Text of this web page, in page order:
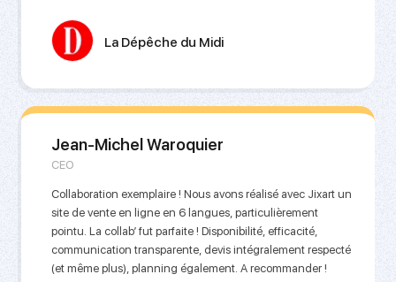
La Dépêche du Midi
Jean-Michel Waroquier
CEO
Collaboration exemplaire ! Nous avons réalisé avec Jixart un
site de vente en ligne en 6 langues, particulièrement
pointu. La collab’ fut parfaite ! Disponibilité, efficacité,
communication transparente, devis intégralement respecté
(et même plus), planning également. A recommander !